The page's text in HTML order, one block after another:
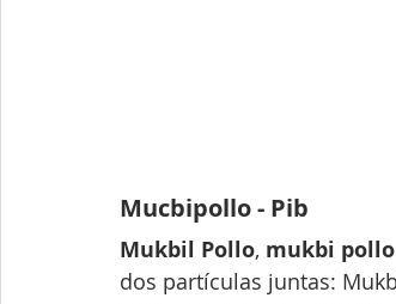
Mucbipollo - Pib
Mukbil Pollo, mukbi pollo
dos partículas juntas: